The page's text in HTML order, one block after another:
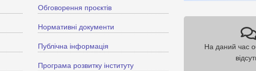
Обговорення проєктів
Нормативні документи
Публічна інформація
Програма розвитку інституту
На даний час